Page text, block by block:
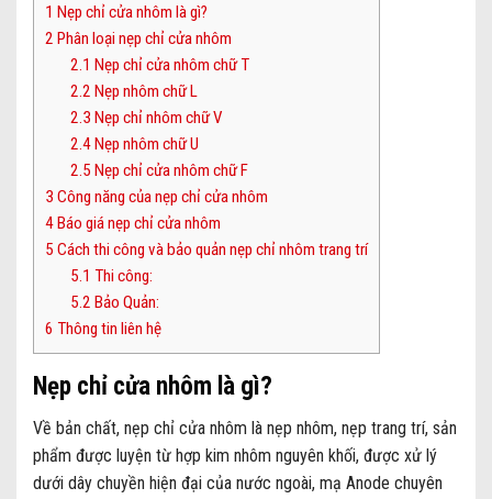
1 Nẹp chỉ cửa nhôm là gì?
2 Phân loại nẹp chỉ cửa nhôm
2.1 Nẹp chỉ cửa nhôm chữ T
2.2 Nẹp nhôm chữ L
2.3 Nẹp chỉ nhôm chữ V
2.4Nẹp nhôm chữ U
2.5 Nẹp chỉ cửa nhôm chữ F
3 Công năng của nẹp chỉ cửa nhôm
4Báo giá nẹp chỉ cửa nhôm
5 Cách thi công và bảo quản nẹp chỉ nhôm trang trí
5.1 Thi công:
5.2 Bảo Quản:
6 Thông tin liên hệ
Nẹp chỉ cửa nhôm là gì?
Về bản chất, nẹp chỉ cửa nhôm là nẹp nhôm, nẹp trang trí, sản
phẩm được luyện từ hợp kim nhôm nguyên khối, được xử lý
dưới dây chuyền hiện đại của nước ngoài, mạ Anode chuyên